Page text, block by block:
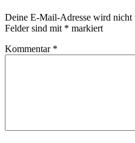
Deine E-Mail-Adresse wird nicht
Felder sind mit * markiert
Kommentar *